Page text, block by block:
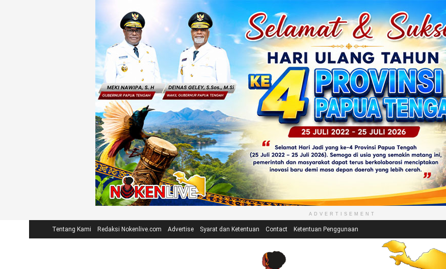
ADVERTISEMENT
Tentang Kami Redaksi Nokenlive.com Advertise Syarat dan Ketentuan Contact Ketentuan Penggunaan